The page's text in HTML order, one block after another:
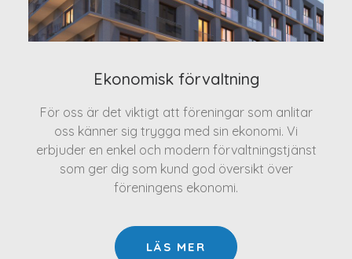
Ekonomisk förvaltning
För oss är det viktigt att föreningar som anlitar
oss känner sig trygga med sin ekonomi. Vi
erbjuder en enkel och modern förvaltningstjänst
som ger dig som kund god översikt över
föreningens ekonomi.
LÄS MER